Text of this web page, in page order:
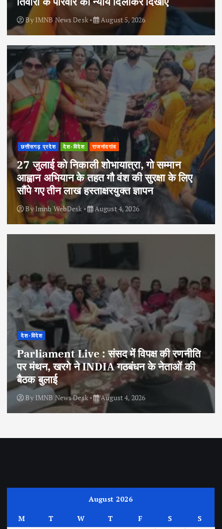
By IMNB News Desk August 5, 2026
छत्तीसगढ़ प्रदेश देश-विदेश राजनांदगांव
27 जुलाई को निकाली शोभायात्रा, गो सम्मान
आह्वान अभियान के तहत गौ वंश की सुरक्षा के लिए
सौंपे गए तीन लाख हस्ताक्षरयुक्त ज्ञापन
ByImnb WebDesk August 4, 2026
देश-विदेश
Parliament Live : संसद में विपक्ष की रणनीति
पर मंथन, खरगे ने INDIA गठबंधन के नेताओं की
बैठक बुलाई
ByIMNB News Desk August 4, 2026
August 2026
M T W T F S
S